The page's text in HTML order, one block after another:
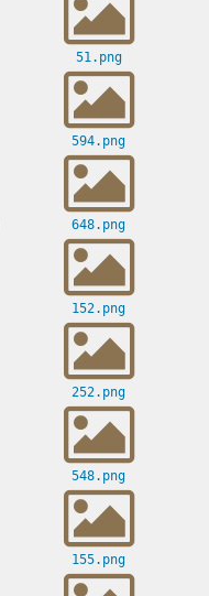
51.png
594.png
648.png
152.png
252.png
548.png
155.png